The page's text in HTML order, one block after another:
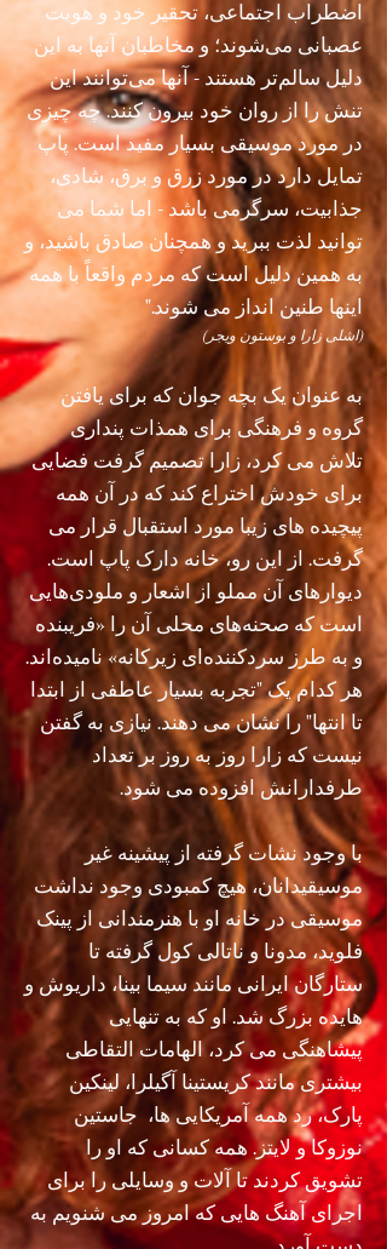
اضطراب اجتماعی، تحقیر خود و هویت
عصبانی می‌شوند؛ و مخاطبان آنها به این
دلیل سالم‌تر هستند - آنها می‌توانند این
تنش را از روان خود بیرون کنند. چه چیزی
در مورد موسیقی بسیار مفید است. پاپ
تمایل دارد در مورد زرق و برق، شادی،
جذابیت، سرگرمی باشد - اما شما می
توانید لذت ببرید و همچنان صادق باشید، و
به همین دلیل است که مردم واقعاً با همه
اینها طنین انداز می شوند."
(اشلی زارا و بوستون ویجر)
به عنوان یک بچه جوان که برای یافتن
گروه و فرهنگی برای همذات پنداری
تلاش می کرد، زارا تصمیم گرفت فضایی
برای خودش اختراع کند که در آن همه
پیچیده های زیبا مورد استقبال قرار می
گرفت. از این رو، خانه دارک پاپ است.
دیوارهای آن مملو از اشعار و ملودی‌هایی
است که صحنه‌های محلی آن را «فریبنده
و به طرز سردکننده‌ای زیرکانه» نامیده‌اند.
هر کدام یک "تجربه بسیار عاطفی از ابتدا
تا انتها" را نشان می دهند. نیازی به گفتن
نیست که زارا روز به روز بر تعداد
طرفدارانش افزوده می شود.
با وجود نشات گرفته از پیشینه غیر
موسیقیدانان، هیچ کمبودی وجود نداشت
موسیقی در خانه او با هنرمندانی از پینک
فلوید، مدونا و ناتالی کول گرفته تا
ستارگان ایرانی مانند سیما بینا، داریوش و
هایده بزرگ شد. او که به تنهایی
پیشاهنگی می کرد، الهامات التقاطی
بیشتری مانند کریستینا آگیلرا، لینکین
پارک، رد همه آمریکایی ها، جاستین
نوزوکا و لایتز. همه کسانی که او را
تشویق کردند تا آلات و وسایلی را برای
اجرای آهنگ هایی که امروز می شنویم به